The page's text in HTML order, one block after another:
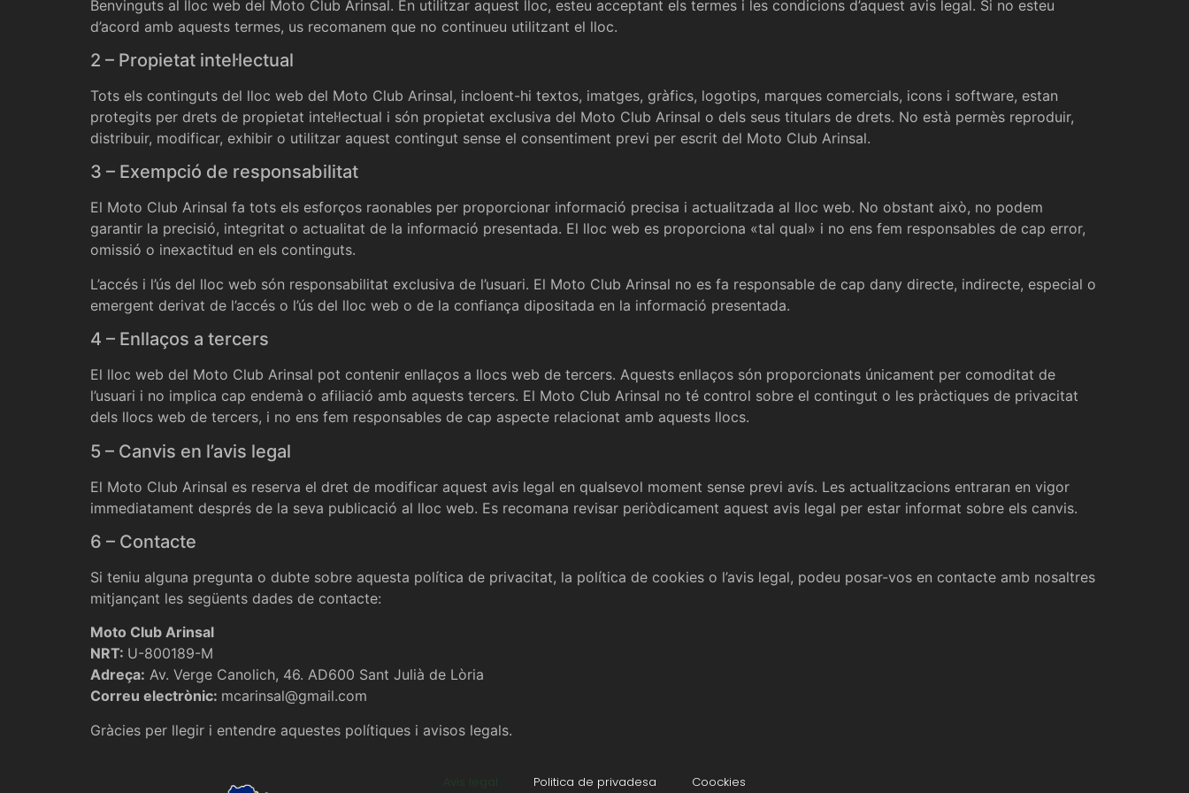
Benvinguts al lloc web del Moto Club Arinsal. En utilitzar aquest lloc, esteu acceptant els termes i les condicions d’aquest avis legal. Si no esteu
d’acord amb aquests termes, us recomanem que no continueu utilitzant el lloc.
2 – Propietat intel·lectual
Tots els continguts del lloc web del Moto Club Arinsal, incloent-hi textos, imatges, gràfics, logotips, marques comercials, icons i software, estan
protegits per drets de propietat intel·lectual i són propietat exclusiva del Moto Club Arinsal o dels seus titulars de drets. No està permès reproduir,
distribuir, modificar, exhibir o utilitzar aquest contingut sense el consentiment previ per escrit del Moto Club Arinsal.
3 – Exempció de responsabilitat
El Moto Club Arinsal fa tots els esforços raonables per proporcionar informació precisa i actualitzada al lloc web. No obstant això, no podem
garantir la precisió, integritat o actualitat de la informació presentada. El lloc web es proporciona «tal qual» i no ens fem responsables de cap error,
omissió o inexactitud en els continguts.
L’accés i l’ús del lloc web són responsabilitat exclusiva de l’usuari. El Moto Club Arinsal no es fa responsable de cap dany directe, indirecte, especial o
emergent derivat de l’accés o l’ús del lloc web o de la confiança dipositada en la informació presentada.
4 – Enllaços a tercers
El lloc web del Moto Club Arinsal pot contenir enllaços a llocs web de tercers. Aquests enllaços són proporcionats únicament per comoditat de
l’usuari i no implica cap endemà o afiliació amb aquests tercers. El Moto Club Arinsal no té control sobre el contingut o les pràctiques de privacitat
dels llocs web de tercers, i no ens fem responsables de cap aspecte relacionat amb aquests llocs.
5 – Canvis en l’avis legal
El Moto Club Arinsal es reserva el dret de modificar aquest avis legal en qualsevol moment sense previ avís. Les actualitzacions entraran en vigor
immediatament després de la seva publicació al lloc web. Es recomana revisar periòdicament aquest avis legal per estar informat sobre els canvis.
6 – Contacte
Si teniu alguna pregunta o dubte sobre aquesta política de privacitat, la política de cookies o l’avis legal, podeu posar-vos en contacte amb nosaltres
mitjançant les següents dades de contacte:
Moto Club Arinsal
NRT: U-800189-M
Adreça: Av. Verge Canolich, 46. AD600 Sant Julià de Lòria
Correu electrònic: mcarinsal@gmail.com
Gràcies per llegir i entendre aquestes polítiques i avisos legals.
Avís legal Politica de privadesa Coockies